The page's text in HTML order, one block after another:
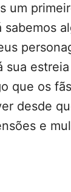
um
sabemos
sua
que os
desde
e